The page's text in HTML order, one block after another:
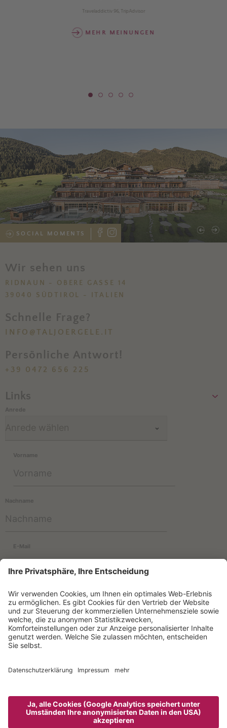
Traveladdictiv 96, TripAdvisor
MEHR MEINUNGEN
SOCIAL MOMENTS
Wir sehen uns
RIDNAUN - OBERE GASSE 14
39040 SÜDTIROL - ITALIEN
Schnelle Frage?
INFO@TALJOERGELE.IT
Persönliche Antwort!
+39 0472 656 225
Anrede
Vorname
Nachname
E-Mail
Informationen zur Verwendung der Daten befinden sich in der
Datenschutzerklärung.
NEWSLETTER ABONNIEREN
Links
Datenschutzerklärung
Cookie settings powered by